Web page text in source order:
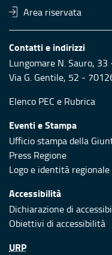
Area riservata
Contatti e indirizzi
Lungomare N. Sauro,
Via G. Gentile, 52 -
Elenco PEC e Rubrica
Eventi e Stampa
Ufficio stampa della
Press Regione
Logo e identità regionale
Accessibilità
Dichiarazione di
Obiettivi di accessibilità
URP